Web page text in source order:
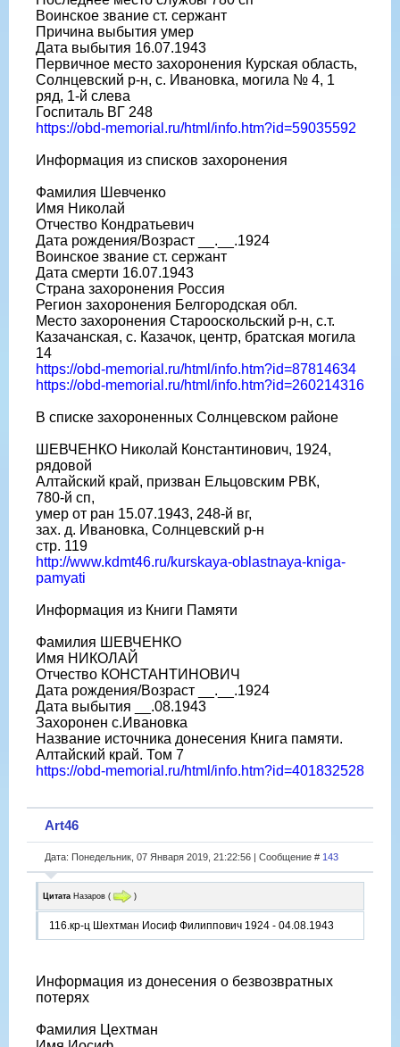
Воинское звание ст. сержант
Причина выбытия умер
Дата выбытия 16.07.1943
Первичное место захоронения Курская область,
Солнцевский р-н, с. Ивановка, могила № 4, 1
ряд, 1-й слева
Госпиталь ВГ 248
https://obd-memorial.ru/html/info.htm?id=59035592
Информация из списков захоронения
Фамилия Шевченко
Имя Николай
Отчество Кондратьевич
Дата рождения/Возраст __.__.1924
Воинское звание ст. сержант
Дата смерти 16.07.1943
Страна захоронения Россия
Регион захоронения Белгородская обл.
Место захоронения Старооскольский р-н, с.т.
Казачанская, с. Казачок, центр, братская могила
14
https://obd-memorial.ru/html/info.htm?id=87814634
https://obd-memorial.ru/html/info.htm?id=260214316
В списке захороненных Солнцевском районе
ШЕВЧЕНКО Николай Константинович, 1924,
рядовой
Алтайский край, призван Ельцовским РВК,
780-й сп,
умер от ран 15.07.1943, 248-й вг,
зах. д. Ивановка, Солнцевский р-н
стр. 119
http://www.kdmt46.ru/kurskaya-oblastnaya-kniga-
pamyati
Информация из Книги Памяти
Фамилия ШЕВЧЕНКО
Имя НИКОЛАЙ
Отчество КОНСТАНТИНОВИЧ
Дата рождения/Возраст __.__.1924
Дата выбытия __.08.1943
Захоронен с.Ивановка
Название источника донесения Книга памяти.
Алтайский край. Том 7
https://obd-memorial.ru/html/info.htm?id=401832528
Art46
Дата: Понедельник, 07 Января 2019, 21:22:56 | Сообщение # 143
Цитата Назаров ( )
116.кр-ц Шехтман Иосиф Филиппович 1924 - 04.08.1943
Информация из донесения о безвозвратных
потерях
Фамилия Цехтман